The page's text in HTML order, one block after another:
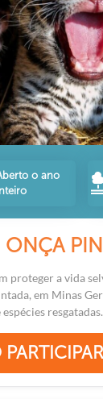
o ano
ONÇA
proteger a vida
em Minas